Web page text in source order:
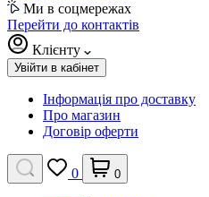
Ми в соцмережах
Перейти до контактів
Клієнту
Увійти в кабінет
Інформація про доставку
Про магазин
Договір оферти
0 0